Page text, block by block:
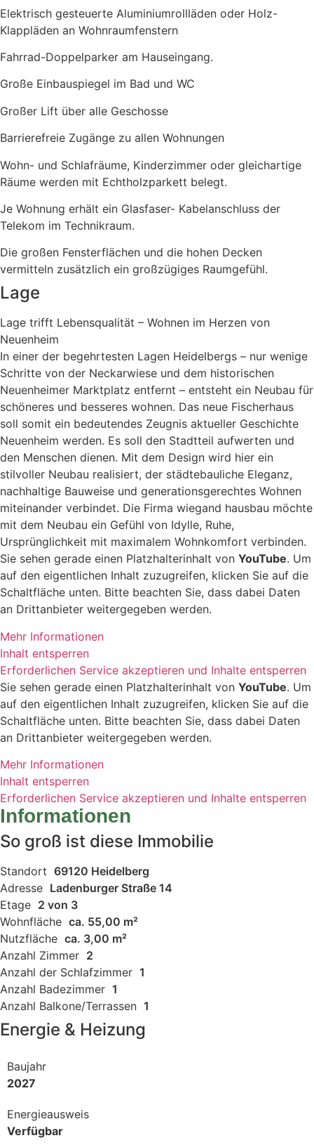
Elektrisch gesteuerte Aluminiumrollläden oder Holz-
Klappläden an Wohnraumfenstern
Fahrrad-Doppelparker am Hauseingang.
Große Einbauspiegel im Bad und WC
Großer Lift über alle Geschosse
Barrierefreie Zugänge zu allen Wohnungen
Wohn- und Schlafräume, Kinderzimmer oder gleichartige
Räume werden mit Echtholzparkett belegt.
Je Wohnung erhält ein Glasfaser- Kabelanschluss der
Telekom im Technikraum.
Die großen Fensterflächen und die hohen Decken
vermitteln zusätzlich ein großzügiges Raumgefühl.
Lage
Lage trifft Lebensqualität – Wohnen im Herzen von
Neuenheim
In einer der begehrtesten Lagen Heidelbergs – nur wenige
Schritte von der Neckarwiese und dem historischen
Neuenheimer Marktplatz entfernt – entsteht ein Neubau für
schöneres und besseres wohnen. Das neue Fischerhaus
soll somit ein bedeutendes Zeugnis aktueller Geschichte
Neuenheim werden. Es soll den Stadtteil aufwerten und
den Menschen dienen. Mit dem Design wird hier ein
stilvoller Neubau realisiert, der städtebauliche Eleganz,
nachhaltige Bauweise und generationsgerechtes Wohnen
miteinander verbindet. Die Firma wiegand hausbau möchte
mit dem Neubau ein Gefühl von Idylle, Ruhe,
Ursprünglichkeit mit maximalem Wohnkomfort verbinden.
Sie sehen gerade einen Platzhalterinhalt von YouTube. Um
auf den eigentlichen Inhalt zuzugreifen, klicken Sie auf die
Schaltfläche unten. Bitte beachten Sie, dass dabei Daten
an Drittanbieter weitergegeben werden.
Mehr Informationen
Inhalt entsperren
Erforderlichen Service akzeptieren und Inhalte entsperren
Sie sehen gerade einen Platzhalterinhalt von YouTube. Um
auf den eigentlichen Inhalt zuzugreifen, klicken Sie auf die
Schaltfläche unten. Bitte beachten Sie, dass dabei Daten
an Drittanbieter weitergegeben werden.
Mehr Informationen
Inhalt entsperren
Erforderlichen Service akzeptieren und Inhalte entsperren
Informationen
So groß ist diese Immobilie
Standort 69120 Heidelberg
Adresse Ladenburger Straße 14
Etage 2 von 3
Wohnfläche ca. 55,00 m²
Nutzfläche ca. 3,00 m²
Anzahl Zimmer 2
Anzahl der Schlafzimmer 1
Anzahl Badezimmer 1
Anzahl Balkone/Terrassen 1
Energie & Heizung
Baujahr
2027
Energieausweis
Verfügbar